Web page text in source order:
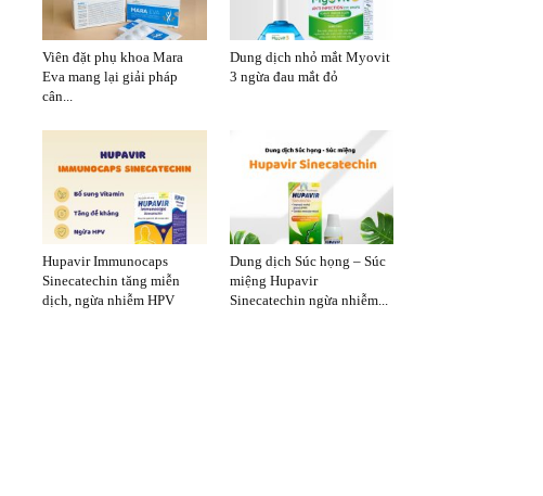
Viên đặt phụ khoa Mara
Eva mang lại giải pháp
cân...
Dung dịch nhỏ mắt Myovit
3 ngừa đau mắt đỏ
Hupavir Immunocaps
Sinecatechin tăng miễn
dịch, ngừa nhiễm HPV
Dung dịch Súc họng – Súc
miệng Hupavir
Sinecatechin ngừa nhiễm...